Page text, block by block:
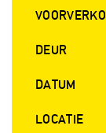
DEUR
DATUM
LOCATIE